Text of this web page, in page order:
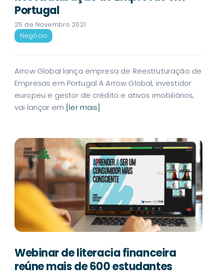
Portugal
25 de Novembro 2021
Negócio
Arrow Global lança empresa de Reestruturação de
Empresas em Portugal A Arrow Global, investidor
europeu e gestor de crédito e ativos imobiliários,
vai lançar em [ler mais]
Webinar de literacia financeira
reúne mais de 600 estudantes